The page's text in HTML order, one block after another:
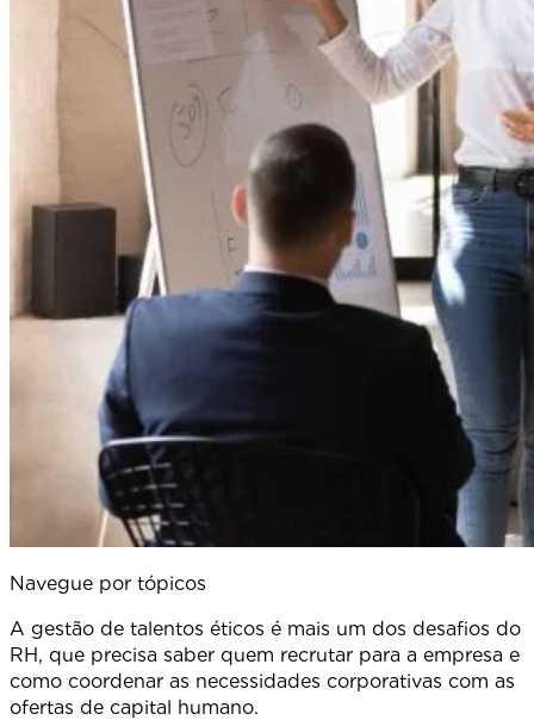
Navegue por tópicos
A gestão de talentos éticos é mais um dos desafios do
RH, que precisa saber quem recrutar para a empresa e
como coordenar as necessidades corporativas com as
ofertas de capital humano.